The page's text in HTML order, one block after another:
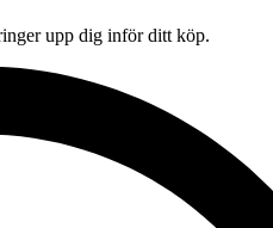
upp dig inför ditt köp.